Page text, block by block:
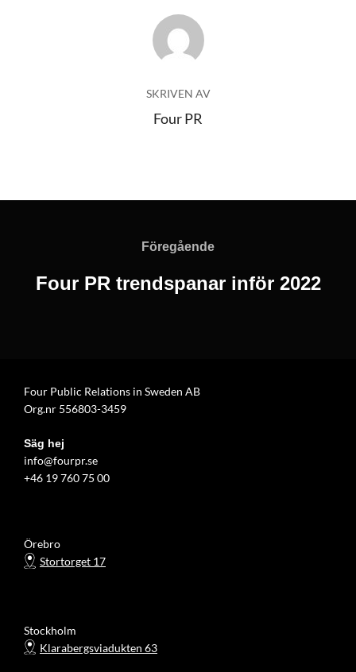
INLÄGGSFÖRFATTARE
SKRIVEN AV
Four PR
Föregående
Föregående
Four PR trendspanar inför 2022
Four Public Relations in Sweden AB
Org.nr 556803-3459
Säg hej
info@fourpr.se
+46 19 760 75 00
Örebro
Stortorget 17
Stockholm
Klarabergsviadukten 63